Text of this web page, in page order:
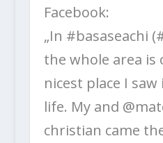
Facebook:
„In #basaseachi (
the whole area is
nicest place I
life. My and
christian came